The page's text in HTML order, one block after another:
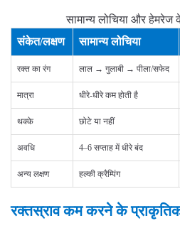
सामान्य लोचिया और हेमरेज
संकेत/लक्षण
सामान्य लोचिया
रक्त का रंग लाल → गुलाबी → पीला/सफेद
मात्रा धीरे-धीरे कम होती है
थक्के छोटे या नहीं
अवधि 4–6 सप्ताह में धीरे बंद
अन्य लक्षण हल्की क्रैम्पिंग
रक्तस्राव कम करने के